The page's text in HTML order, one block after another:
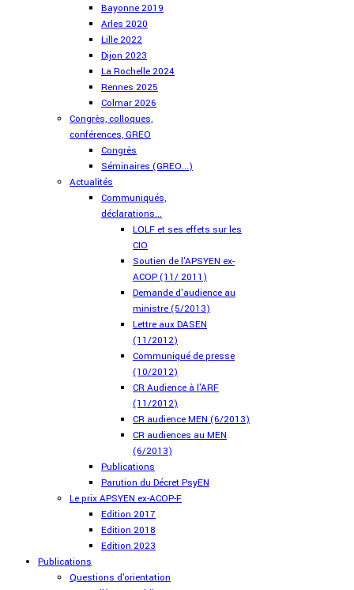
Bayonne 2019
Arles 2020
Lille 2022
Dijon 2023
La Rochelle 2024
Rennes 2025
Colmar 2026
Congrès, colloques,
conférences, GREO
Congrès
Séminaires (GREO...)
Actualités
Communiqués,
déclarations...
LOLF et ses effets sur les
CIO
Soutien de l'APSYEN ex-
ACOP (11/ 2011)
Demande d'audience au
ministre (5/2013)
Lettre aux DASEN
(11/2012)
Communiqué de presse
(10/2012)
CR Audience à l'ARF
(11/2012)
CR audience MEN (6/2013)
CR audiences au MEN
(6/2013)
Publications
Parution du Décret PsyEN
Le prix APSYEN ex-ACOP-F
Edition 2017
Edition 2018
Edition 2023
Publications
Questions d'orientation